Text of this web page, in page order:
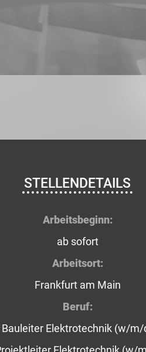
STELLENDETAILS
Arbeitsbeginn:
ab sofort
Arbeitsort:
Frankfurt am Main
Beruf:
Bauleiter Elektrotechnik (w/m/